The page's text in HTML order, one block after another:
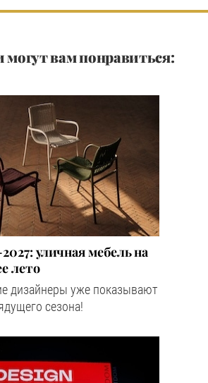
могут вам понравиться:
уличная мебель на
лето
дизайнеры уже показывают
сезона!